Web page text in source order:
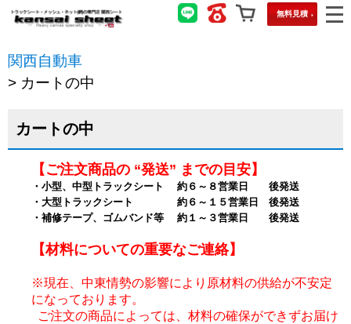
無料見積
関西自動車
> カートの中
カートの中
【ご注文商品の “発送” までの目安】
・小型、中型トラックシート 約６～８営業日 後発送
・大型トラックシート 約６～１５営業日 後発送
・補修テープ、ゴムバンド等 約１～３営業日 後発送
【材料についての重要なご連絡】
※現在、中東情勢の影響により原材料の供給が不安定
になっております。
ご注文の商品によっては、材料の確保ができずお届け